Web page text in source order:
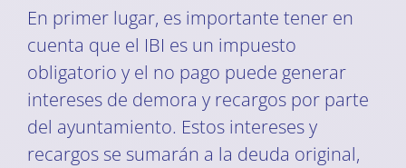
En primer lugar, es importante tener en
cuenta que el IBI es un impuesto
obligatorio y el no pago puede generar
intereses de demora y recargos por parte
del ayuntamiento. Estos intereses y
recargos se sumarán a la deuda original,